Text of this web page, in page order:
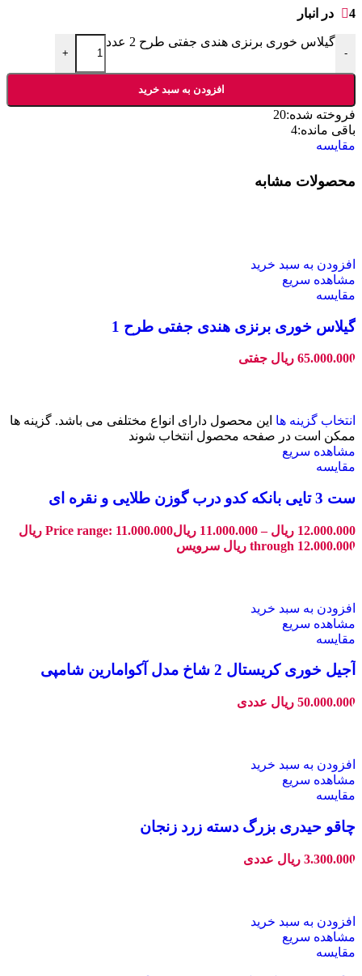
4 در انبار
-
گیلاس خوری برنزی هندی جفتی طرح 2 عدد
+
افزودن به سبد خرید
فروخته شده:20
باقی مانده:4
مقایسه
محصولات مشابه
افزودن به سبد خرید
مشاهده سریع
مقایسه
گیلاس خوری برنزی هندی جفتی طرح 1
65.000.000 ریال جفتی
انتخاب گزینه ها این محصول دارای انواع مختلفی می باشد. گزینه ها
ممکن است در صفحه محصول انتخاب شوند
مشاهده سریع
مقایسه
ست 3 تایی بانکه کدو درب گوزن طلایی و نقره ای
12.000.000 ریال –
11.000.000 ریال
Price range: 11.000.000 ریال
through 12.000.000 ریال
سرویس
افزودن به سبد خرید
مشاهده سریع
مقایسه
آجیل خوری کریستال 2 شاخ مدل آکوامارین شامپی
50.000.000 ریال عددی
افزودن به سبد خرید
مشاهده سریع
مقایسه
چاقو حیدری بزرگ دسته زرد زنجان
3.300.000 ریال عددی
افزودن به سبد خرید
مشاهده سریع
مقایسه